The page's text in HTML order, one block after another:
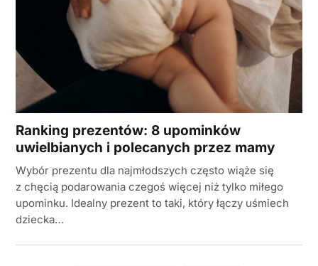
Ranking prezentów: 8 upominków
uwielbianych i polecanych przez mamy
Wybór prezentu dla najmłodszych często wiąże się
z chęcią podarowania czegoś więcej niż tylko miłego
upominku. Idealny prezent to taki, który łączy uśmiech
dziecka…